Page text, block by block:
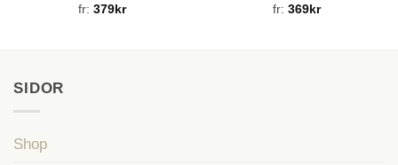
fr: 379kr
fr: 369kr
SIDOR
Shop